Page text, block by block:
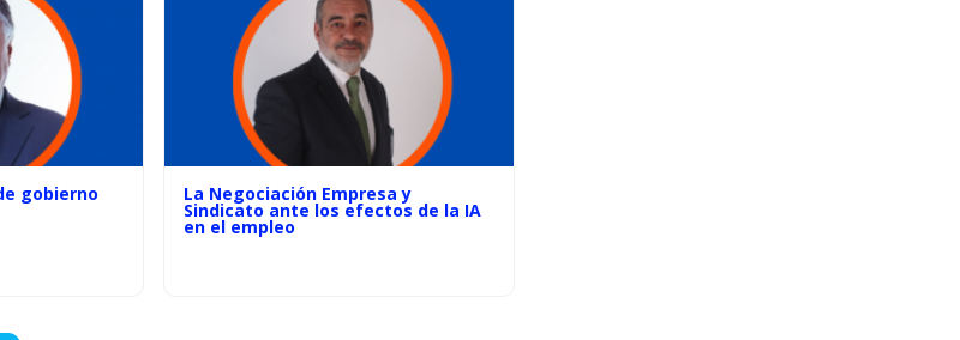
gobierno La Negociación Empresa y
Sindicato ante los efectos de la IA
en el empleo